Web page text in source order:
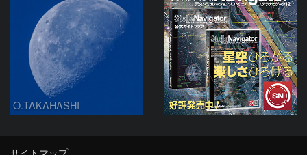
O.TAKAHASHI
サイトマップ